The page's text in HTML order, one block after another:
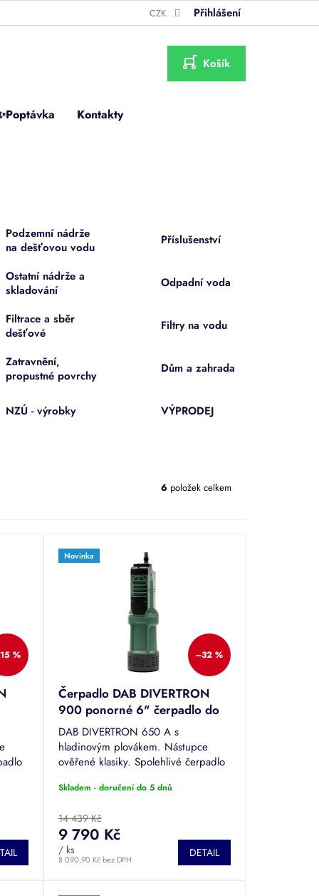
CZK Přihlášení
NÁKUPNÍ
KOŠÍK
Kontakty
Podzemní nádrže
na dešťovou vodu
Příslušenství
Ostatní nádrže a
skladování
Odpadní voda
Filtrace a sběr
dešťové
Filtry na vodu
Zatravnění,
propustné povrchy
Dům a zahrada
NZÚ - výrobky VÝPRODEJ
6 položek celkem
%
Novinka
–32 %
Čerpadlo DAB DIVERTRON
900 ponorné 6" čerpadlo do
vrtů a studní
DAB DIVERTRON 650 A s
hladinovým plovákem. Nástupce
ověřené klasiky. Spolehlivé čerpadlo
výtlakem 45 metrů. Připojovací závit
Skladem - doručení do 5 dnů
14 439 Kč
8 090,90 Kč bez DPH
9 790 Kč
/ ks DETAIL